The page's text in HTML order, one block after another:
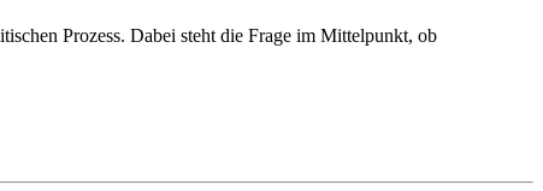
Prozess. Dabei steht die Frage im Mittelpunkt, ob